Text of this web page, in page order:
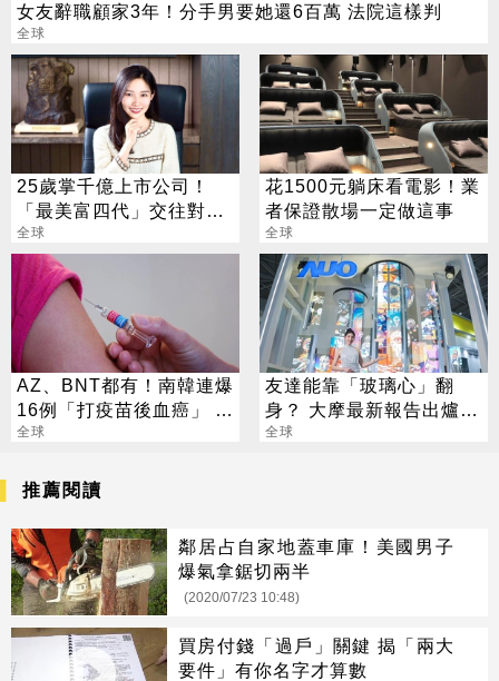
女友辭職顧家3年！分手男要她還6百萬 法院這樣判
全球
25歲掌千億上市公司！
「最美富四代」交往對象
竟是他
全球
花1500元躺床看電影！業
者保證散場一定做這事
全球
AZ、BNT都有！南韓連爆
16例「打疫苗後血癌」 醫
師回應
全球
友達能靠「玻璃心」翻
身？ 大摩最新報告出爐
目標價也曝光
全球
推薦閱讀
鄰居占自家地蓋車庫！美國男子
爆氣拿鋸切兩半
(2020/07/23 10:48)
買房付錢「過戶」關鍵 揭「兩大
要件」有你名字才算數